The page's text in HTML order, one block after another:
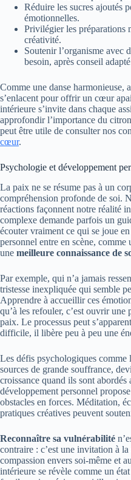
Réduire les sucres ajoutés
émotionnelles.
Privilégier les préparations
créativité.
Soutenir l’organisme avec
besoin, après conseil
Comme une danse harmonieuse,
s’enlacent pour offrir un cœur
intérieure s’invite dans chaque
approfondir l’importance du
peut être utile de consulter nos
cœur.
Psychologie et développement
La paix ne se résume pas à un
compréhension profonde de soi.
réactions façonnent notre réalité
complexe demande parfois un
écouter vraiment ce qui se joue
personnel entre en scène,
une meilleure connaissance de
Par exemple, qui n’a jamais
tristesse inexpliquée qui semble
Apprendre à accueillir ces
qu’à les refouler, c’est ouvrir une
paix. Le processus peut
difficile, il libère peu à peu une
Les défis psychologiques
sources de grande souffrance,
croissance quand ils sont
développement personnel
obstacles en forces. Méditation,
pratiques créatives peuvent
Reconnaître sa vulnérabilité
contraire : c’est une invitation à
compassion envers soi-même et
intérieure se révèle comme un